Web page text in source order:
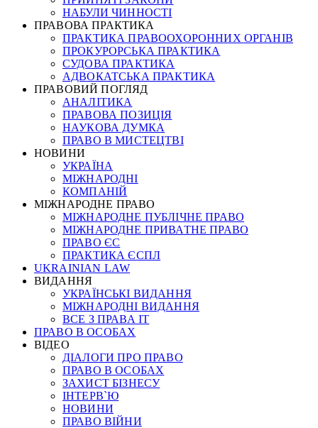
НАБУЛИ ЧИННОСТІ
ПРАВОВА ПРАКТИКА
ПРАКТИКА ПРАВООХОРОННИХ ОРГАНІВ
ПРОКУРОРСЬКА ПРАКТИКА
СУДОВА ПРАКТИКА
АДВОКАТСЬКА ПРАКТИКА
ПРАВОВИЙ ПОГЛЯД
АНАЛІТИКА
ПРАВОВА ПОЗИЦІЯ
НАУКОВА ДУМКА
ПРАВО В МИСТЕЦТВІ
НОВИНИ
УКРАЇНА
МІЖНАРОДНІ
КОМПАНІЙ
МІЖНАРОДНЕ ПРАВО
МІЖНАРОДНЕ ПУБЛІЧНЕ ПРАВО
МІЖНАРОДНЕ ПРИВАТНЕ ПРАВО
ПРАВО ЄС
ПРАКТИКА ЄСПЛ
UKRAINIAN LAW
ВИДАННЯ
УКРАЇНСЬКІ ВИДАННЯ
МІЖНАРОДНІ ВИДАННЯ
ВСЕ З ПРАВА ІТ
ПРАВО В ОСОБАХ
ВІДЕО
ДІАЛОГИ ПРО ПРАВО
ПРАВО В ОСОБАХ
ЗАХИСТ БІЗНЕСУ
ІНТЕРВ`Ю
НОВИНИ
ПРАВО ВІЙНИ